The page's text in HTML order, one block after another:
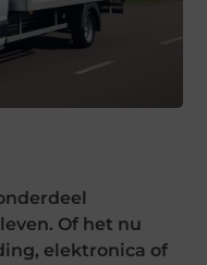
Of het nu
elektronica of